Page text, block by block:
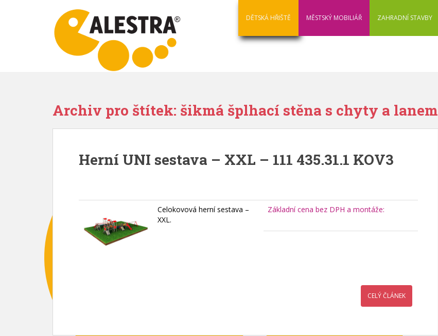
DĚTSKÁ HŘIŠTĚ MĚSTSKÝ MOBILIÁŘ ZAHRADNÍ STAVBY
Archiv pro štítek: šikmá šplhací stěna s chyty a lanem
Herní UNI sestava – XXL – 111 435.31.1 KOV3
Celokovová herní sestava –
XXL.
Základní cena bez DPH a montáže:
CELÝ ČLÁNEK